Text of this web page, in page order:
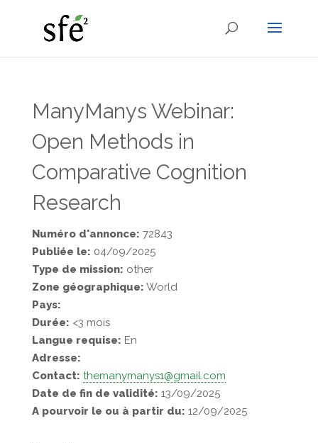
ManyManys Webinar:
Open Methods in
Comparative Cognition
Research
Numéro d'annonce: 72843
Publiée le: 04/09/2025
Type de mission: other
Zone géographique: World
Pays:
Durée: <3 mois
Langue requise: En
Adresse:
Contact: themanymanys1@gmail.com
Date de fin de validité: 13/09/2025
A pourvoir le ou à partir du: 12/09/2025